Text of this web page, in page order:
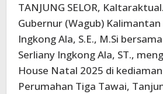
TANJUNG SELOR,
Gubernur (Wagub)
Ingkong Ala, S.E., M.Si
Serliany Ingkong Ala, ST.,
House Natal 2025 di
Perumahan Tiga Tawai,